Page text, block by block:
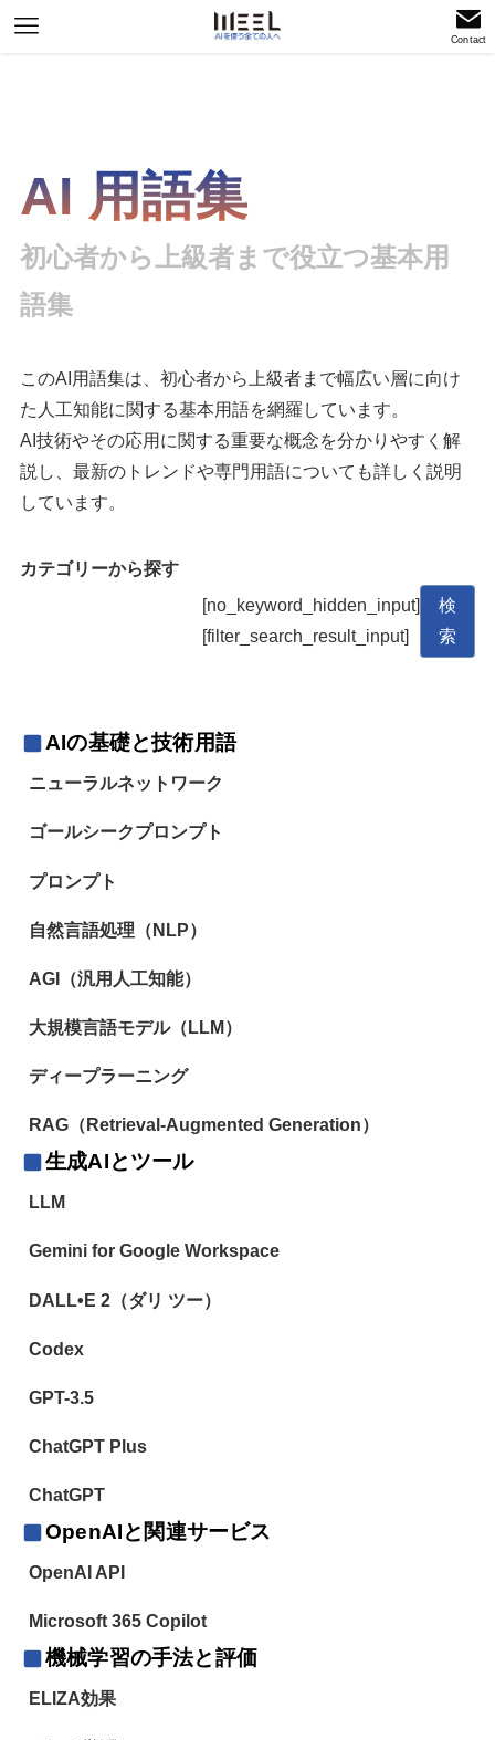
Contact
AI 用語集
初心者から上級者まで役立つ基本用
語集
このAI用語集は、初心者から上級者まで幅広い層に向け
た人工知能に関する基本用語を網羅しています。
AI技術やその応用に関する重要な概念を分かりやすく解
説し、最新のトレンドや専門用語についても詳しく説明
しています。
カテゴリーから探す
[no_keyword_hidden_input]
[filter_search_result_input]
検
索
AIの基礎と技術用語
ニューラルネットワーク
ゴールシークプロンプト
プロンプト
自然言語処理（NLP）
AGI（汎用人工知能）
大規模言語モデル（LLM）
ディープラーニング
RAG（Retrieval-Augmented Generation）
生成AIとツール
LLM
Gemini for Google Workspace
DALL•E 2（ダリ ツー）
Codex
GPT-3.5
ChatGPT Plus
ChatGPT
OpenAIと関連サービス
OpenAI API
Microsoft 365 Copilot
機械学習の手法と評価
ELIZA効果